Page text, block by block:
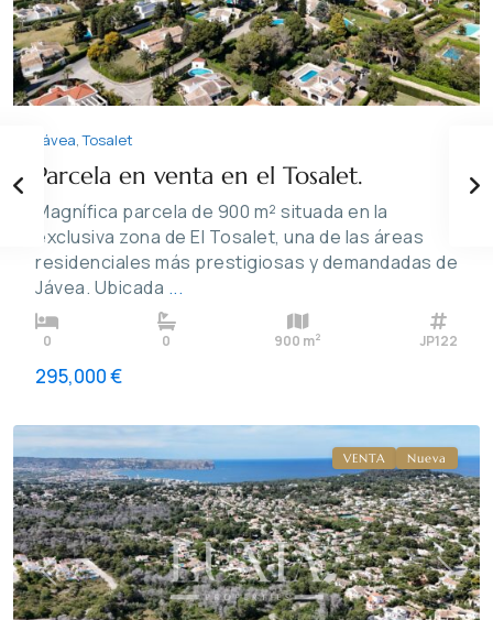
Jávea,Tosalet
Parcela en venta en el Tosalet.
Magnífica parcela de 900 m² situada en la
exclusiva zona de El Tosalet, una de las áreas
residenciales más prestigiosas y demandadas de
Jávea. Ubicada ...
0 0 900 m2 JP122
295,000 €
Nova
Xabia,
Previous Next
VENTA Nueva